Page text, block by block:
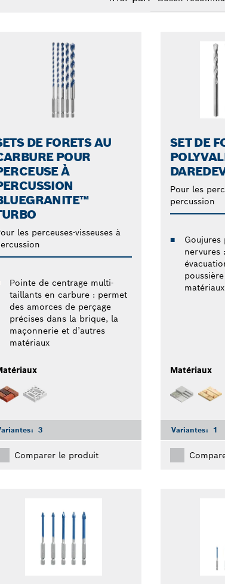
DE FORETS AU
POUR
À
les perceuses-visseuses à
Pointe de centrage multi-
taillants en carbure : permet
des amorces de perçage
précises dans la brique, la
maçonnerie et d’autres
matériaux
3
Comparer le produit
SET DE
Pour les
percussion
Goujures
nervures
matériaux
Matériaux
Variantes: 1